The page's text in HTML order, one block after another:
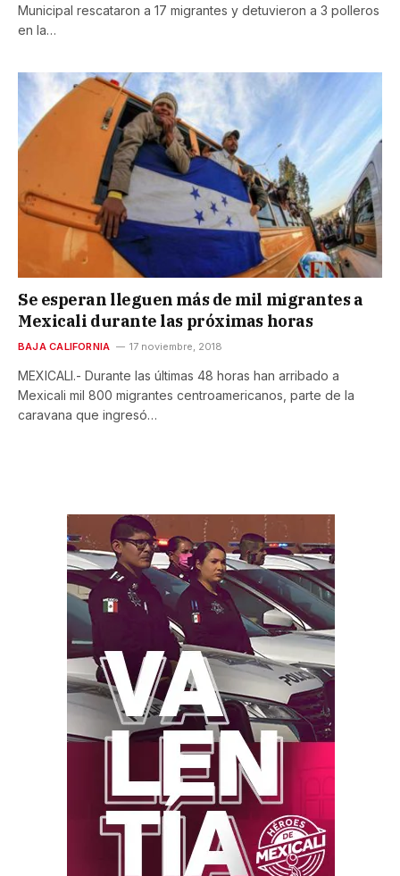
Municipal rescataron a 17 migrantes y detuvieron a 3 polleros
en la…
Se esperan lleguen más de mil migrantes a
Mexicali durante las próximas horas
BAJA CALIFORNIA 17 noviembre, 2018
MEXICALI.- Durante las últimas 48 horas han arribado a
Mexicali mil 800 migrantes centroamericanos, parte de la
caravana que ingresó…